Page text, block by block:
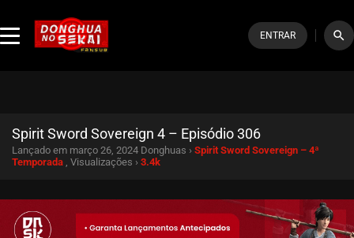
ENTRAR search
Spirit Sword Sovereign 4 – Episódio 306
Lançado em março 26, 2024 Donghuas › Spirit Sword Sovereign – 4ª
Temporada , Visualizações › 3.4k